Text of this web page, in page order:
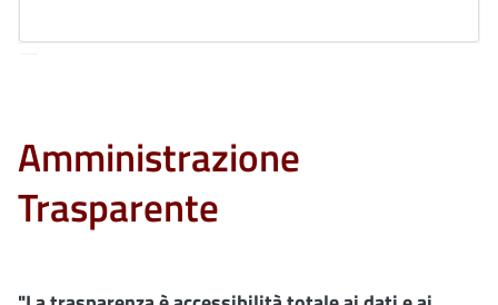
Amministrazione
Trasparente